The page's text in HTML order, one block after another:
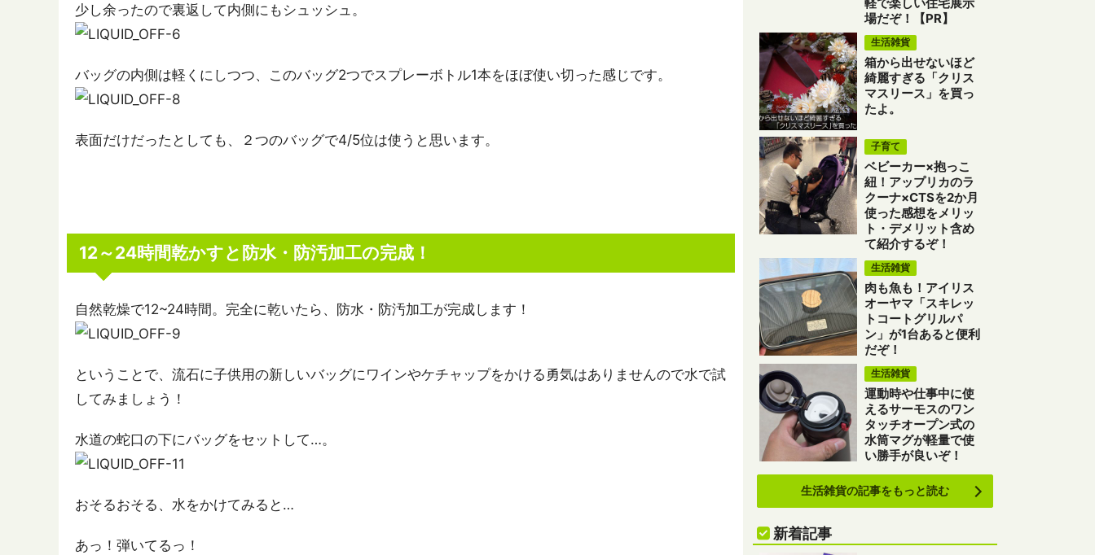
少し余ったので裏返して内側にもシュッシュ。
バッグの内側は軽くにしつつ、このバッグ2つでスプレーボトル1本をほぼ使い切った感じです。
表面だけだったとしても、２つのバッグで4/5位は使うと思います。
12～24時間乾かすと防水・防汚加工の完成！
自然乾燥で12~24時間。完全に乾いたら、防水・防汚加工が完成します！
ということで、流石に子供用の新しいバッグにワインやケチャップをかける勇気はありませんので水で試
してみましょう！
水道の蛇口の下にバッグをセットして…。
おそるおそる、水をかけてみると…
あっ！弾いてるっ！
場だぞ！【PR】
生活雑貨
箱から出せないほど
綺麗すぎる「クリス
マスリース」を買っ
たよ。
子育て
ベビーカー×抱っこ
紐！アップリカのラ
クーナ×CTSを2か月
使った感想をメリッ
ト・デメリット含め
て紹介するぞ！
生活雑貨
肉も魚も！アイリス
オーヤマ「スキレッ
トコートグリルパ
ン」が1台あると便利
だぞ！
生活雑貨
運動時や仕事中に使
えるサーモスのワン
タッチオープン式の
水筒マグが軽量で使
い勝手が良いぞ！
生活雑貨の記事をもっと読む
新着記事